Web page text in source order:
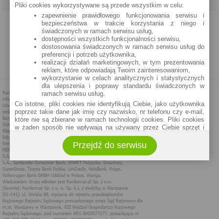
PROGRAM PARTNERSKI O NAS REKLAMA REGULAMIN
POLITYKA PRYWATNOŚCI POLITYKA COOKIES ZASADY PLASOWANIA
Pliki cookies wykorzystywane są przede wszystkim w celu:
zapewnienie prawidłowego funkcjonowania serwisu i
bezpieczeństwa w trakcie korzystania z niego i
świadczonych w ramach serwisu usług,
dostępności wszystkich funkcjonalności serwisu,
dostosowania świadczonych w ramach serwisu usług do
preferencji i potrzeb użytkownika,
realizacji działań marketingowych, w tym prezentowania
reklam, które odpowiadają Twoim zainteresowaniom,
wykorzystanie w celach analitycznych i statystycznych
dla ulepszenia i poprawy standardu świadczonych w
ramach serwisu usług.
Co istotne, pliki cookies nie identyfikują Ciebie, jako użytkownika
poprzez takie dane jak imię czy nazwisko, nr telefonu czy e-mail,
które nie są zbierane w ramach technologii cookies. Pliki cookies
w żaden sposób nie wpływają na używany przez Ciebie sprzęt i
Zakres wykorzystywania plików cookies możliwy jest do
określenia w ustawieniach przeglądarki każdego użytkownika. Bez
wprowadzenia zmian ustawień, informacje w plikach cookies mogą
być zapisywane w pamięci Twojego urządzenia.
Administratorem danych pozyskiwanych w technologii cookies jest
spółka Rankomat.pl Sp. z o.o. (dawniej: Rankomat Sp. z o. o. Sp.
k.) z siedzibą w Warszawie, ul. Wolska 88, 01 - 141 Warszawa.
Możesz jako użytkownik w każdym czasie skontaktować się z
administratorem pod adresem bok@ebroker.pl, jak również wyrazić
Przejdź do serwisu